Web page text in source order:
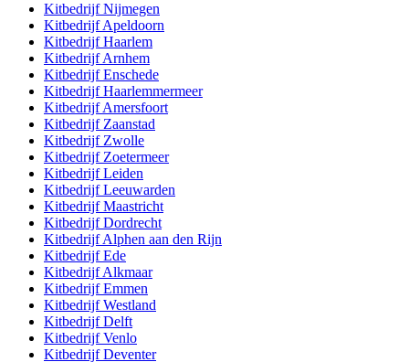
KitbedrijfNijmegen
KitbedrijfApeldoorn
KitbedrijfHaarlem
KitbedrijfArnhem
KitbedrijfEnschede
KitbedrijfHaarlemmermeer
KitbedrijfAmersfoort
Kitbedrijf Zaanstad
Kitbedrijf Zwolle
Kitbedrijf Zoetermeer
KitbedrijfLeiden
KitbedrijfLeeuwarden
KitbedrijfMaastricht
KitbedrijfDordrecht
KitbedrijfAlphen aan den Rijn
KitbedrijfEde
KitbedrijfAlkmaar
KitbedrijfEmmen
KitbedrijfWestland
KitbedrijfDelft
KitbedrijfVenlo
KitbedrijfDeventer